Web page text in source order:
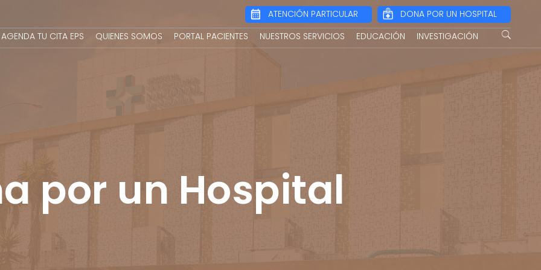
ATENCIÓN PARTICULAR
DONA POR UN HOSPITAL
AGENDA TU CITA EPS
QUIENES SOMOS PORTAL PACIENTES NUESTROS SERVICIOS EDUCACIÓN INVESTIGACIÓN
por un Hospital